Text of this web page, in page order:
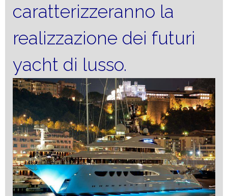
caratterizzeranno la
realizzazione dei futuri
yacht di lusso.